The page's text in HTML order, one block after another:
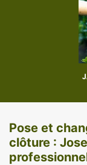
Pose et
clôture :